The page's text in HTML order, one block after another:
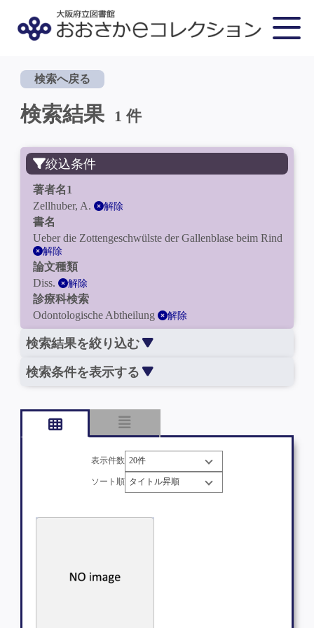
検索へ戻る
検索結果 1 件
絞込条件
著者名1
Zellhuber, A.
解除
書名
Ueber die Zottengeschwülste der Gallenblase beim Rind
解除
論文種類
Diss.
解除
診療科検索
Odontologische Abtheilung
解除
検索結果を絞り込む
検索条件を表示する
表示件数
ソート順